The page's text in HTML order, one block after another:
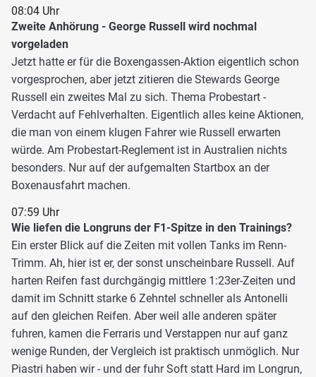
08:04 Uhr
Zweite Anhörung - George Russell wird nochmal
vorgeladen
Jetzt hatte er für die Boxengassen-Aktion eigentlich schon
vorgesprochen, aber jetzt zitieren die Stewards George
Russell ein zweites Mal zu sich. Thema Probestart -
Verdacht auf Fehlverhalten. Eigentlich alles keine Aktionen,
die man von einem klugen Fahrer wie Russell erwarten
würde. Am Probestart-Reglement ist in Australien nichts
besonders. Nur auf der aufgemalten Startbox an der
Boxenausfahrt machen.
07:59 Uhr
Wie liefen die Longruns der F1-Spitze in den Trainings?
Ein erster Blick auf die Zeiten mit vollen Tanks im Renn-
Trimm. Ah, hier ist er, der sonst unscheinbare Russell. Auf
harten Reifen fast durchgängig mittlere 1:23er-Zeiten und
damit im Schnitt starke 6 Zehntel schneller als Antonelli
auf den gleichen Reifen. Aber weil alle anderen später
fuhren, kamen die Ferraris und Verstappen nur auf ganz
wenige Runden, der Vergleich ist praktisch unmöglich. Nur
Piastri haben wir - und der fuhr Soft statt Hard im Longrun,